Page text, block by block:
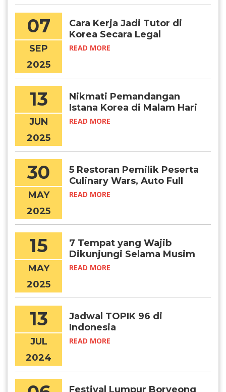
07
SEP
2025
Cara Kerja Jadi Tutor di
Korea Secara Legal
READ MORE
13
JUN
2025
Nikmati Pemandangan
Istana Korea di Malam Hari
Lewat Program Ini
READ MORE
30
MAY
2025
5 Restoran Pemilik Peserta
Culinary Wars, Auto Full
Booked!
READ MORE
15
MAY
2025
7 Tempat yang Wajib
Dikunjungi Selama Musim
Panas di Korea
READ MORE
13
JUL
2024
Jadwal TOPIK 96 di
Indonesia
READ MORE
Festival Lumpur Boryeong